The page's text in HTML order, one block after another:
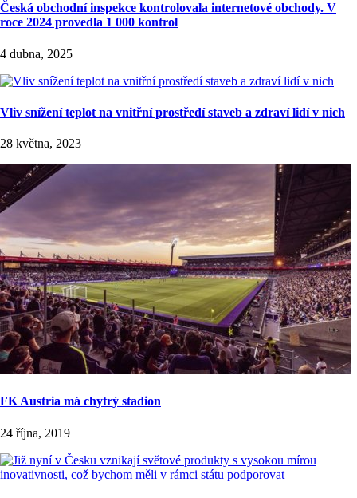
Česká obchodní inspekce kontrolovala internetové obchody. V
roce 2024 provedla 1 000 kontrol
4 dubna, 2025
Vliv snížení teplot na vnitřní prostředí staveb a zdraví lidí v nich
28 května, 2023
FK Austria má chytrý stadion
24 října, 2019